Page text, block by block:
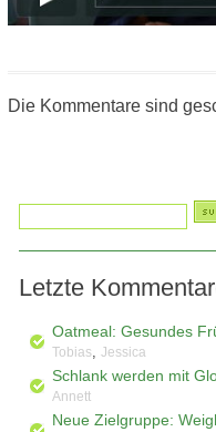
Die Kommentare sind
Letzte
Oatmeal: Gesundes
Tobias, Jessica
Schlank werden mit
Annett
Neue Zielgruppe: